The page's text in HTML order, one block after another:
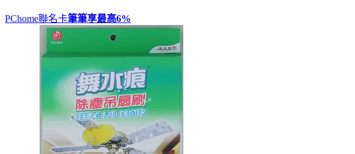
PChome聯名卡筆筆享最高6%